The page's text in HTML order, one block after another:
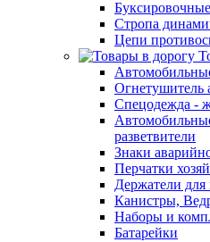
Стропа
Цепи
Огнетушитель
Спецодежда -
разветвители
Знаки
Перчатки
Держатели
Канистры,
Наборы и
Батарейки